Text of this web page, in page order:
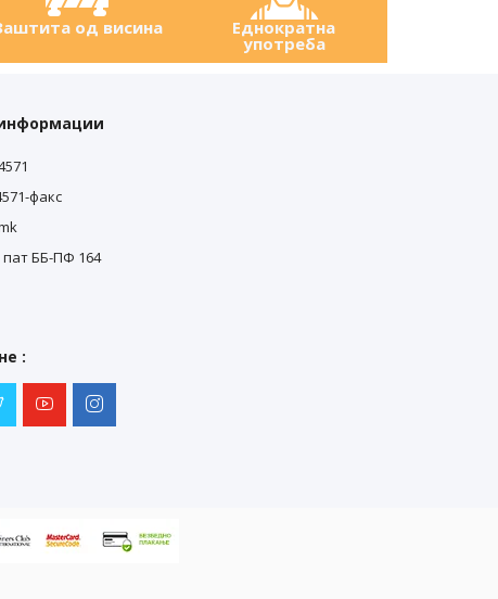
од висина Еднократна
употреба
факс
ББ-ПФ 164
: